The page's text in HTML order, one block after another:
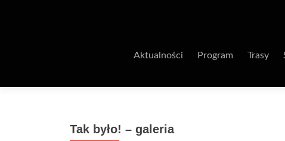
Aktualności Program Trasy
Tak było! – galeria